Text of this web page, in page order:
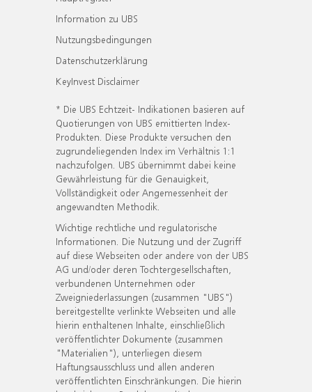
Information zu UBS
Nutzungsbedingungen
Datenschutzerklärung
KeyInvest Disclaimer
* Die UBS Echtzeit- Indikationen basieren auf
Quotierungen von UBS emittierten Index-
Produkten. Diese Produkte versuchen den
zugrundeliegenden Index im Verhältnis 1:1
nachzufolgen. UBS übernimmt dabei keine
Gewährleistung für die Genauigkeit,
Vollständigkeit oder Angemessenheit der
angewandten Methodik.
Wichtige rechtliche und regulatorische
Informationen. Die Nutzung und der Zugriff
auf diese Webseiten oder andere von der UBS
AG und/oder deren Tochtergesellschaften,
verbundenen Unternehmen oder
Zweigniederlassungen (zusammen "UBS")
bereitgestellte verlinkte Webseiten und alle
hierin enthaltenen Inhalte, einschließlich
veröffentlichter Dokumente (zusammen
"Materialien"), unterliegen diesem
Haftungsausschluss und allen anderen
veröffentlichten Einschränkungen. Die hierin